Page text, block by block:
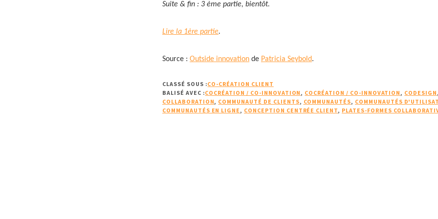
Suite & fin : 3 ème partie, bientôt.
Lire la 1ère partie.
Source : Outside innovation de Patricia Seybold.
CLASSÉ SOUS :CO-CRÉATION CLIENT
BALISÉ AVEC :COCRÉATION / CO-INNOVATION, COCRÉATION / CO-INNOVATION, CODESIGN,
COLLABORATION, COMMUNAUTÉ DE CLIENTS, COMMUNAUTÉS, COMMUNAUTÉS
COMMUNAUTÉS EN LIGNE, CONCEPTION CENTRÉE CLIENT, PLATES-FORMES